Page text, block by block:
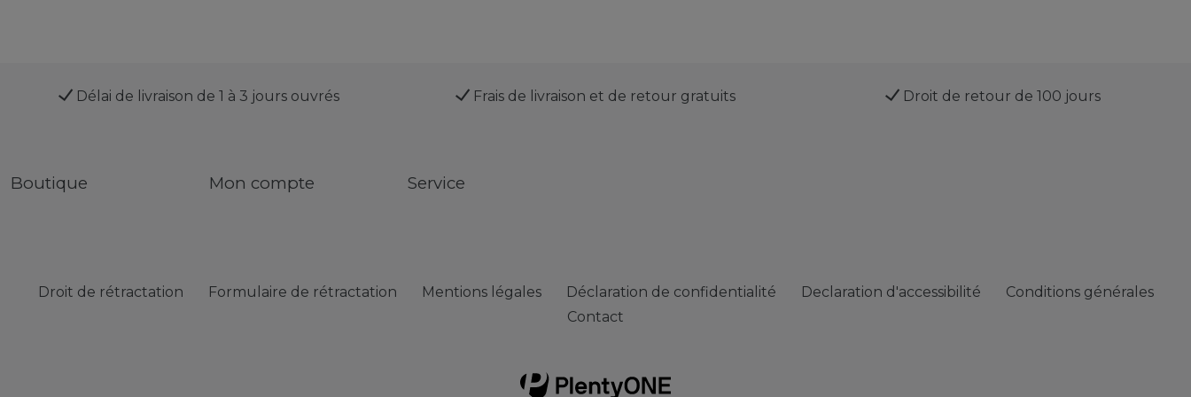
Délai de livraison de 1 à 3 jours ouvrés Frais de livraison et de retour gratuits Droit de retour de 100 jours
Boutique Mon compte Service
Droit de rétractation Formulaire de rétractation Mentions légales Déclaration de confidentialité Declaration d'accessibilité
Conditions générales
Contact